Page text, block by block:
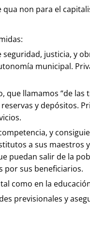
non para el
justicia, y
municipal.
llamamos “de
y depósitos.
y
a sus
puedan salir de la
por sus beneficiarios.
como en la
previsionales y